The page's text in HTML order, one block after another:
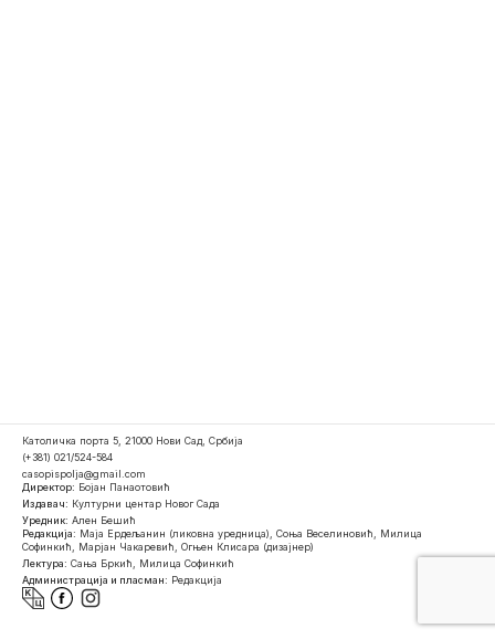
Католичка порта 5, 21000 Нови Сад, Србија
(+381) 021/524-584
casopispolja@gmail.com
Директор: Бојан Панаотовић
Издавач: Културни центар Новог Сада
Уредник: Ален Бешић
Редакција: Маја Ердељанин (ликовна уредница), Соња Веселиновић, Милица
Софинкић, Марјан Чакаревић, Огњен Клисара (дизајнер)
Лектура: Сања Бркић, Милица Софинкић
Администрација и пласман: Редакција